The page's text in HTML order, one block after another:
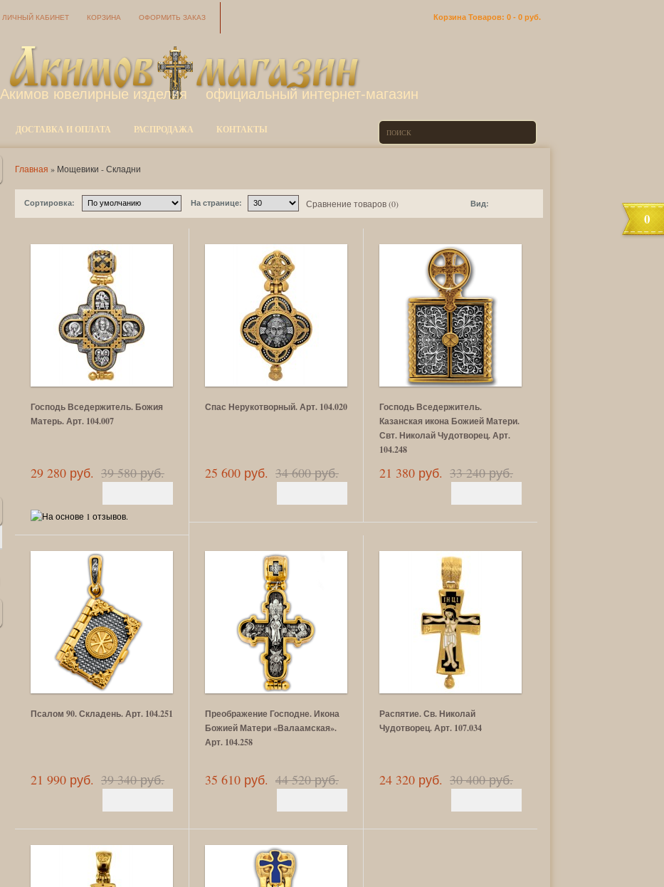
ЛИЧНЫЙ КАБИНЕТ КОРЗИНА ОФОРМИТЬ ЗАКАЗ Корзина Товаров: 0 - 0 руб.
Акимов ювелирные изделия официальный интернет-магазин
ДОСТАВКА И ОПЛАТА РАСПРОДАЖА КОНТАКТЫ
0
Главная » Мощевики - Складни
Сортировка: На странице: Сравнение товаров (0) Вид:
Господь Вседержитель. Божия
Матерь. Арт. 104.007
29 280 руб. 39 580 руб.
Спас Нерукотворный. Арт. 104.020
25 600 руб. 34 600 руб.
Господь Вседержитель.
Казанская икона Божией Матери.
Свт. Николай Чудотворец. Арт.
104.248
21 380 руб. 33 240 руб.
Псалом 90. Складень. Арт. 104.251
21 990 руб. 39 340 руб.
Преображение Господне. Икона
Божией Матери «Валаамская».
Арт. 104.258
35 610 руб. 44 520 руб.
Распятие. Св. Николай
Чудотворец. Арт. 107.034
24 320 руб. 30 400 руб.